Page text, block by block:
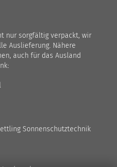
nur sorgfältig verpackt, wir
Auslieferung. Nähere
auch für das Ausland
Sonnenschutztechnik